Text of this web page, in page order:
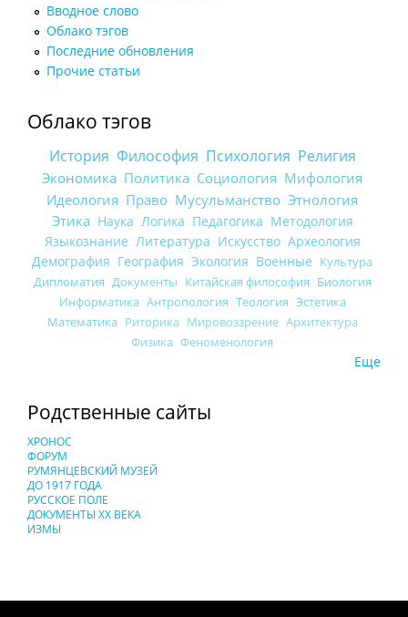
Вводное слово
Облако тэгов
Последние обновления
Прочие статьи
Облако тэгов
История Философия Психология Религия
Экономика Политика Социология Мифология
Идеология Право Мусульманство Этнология
Этика Наука Логика Педагогика Методология
Языкознание Литература Искусство Археология
Демография География Экология Военные Культура
Дипломатия Документы Китайская философия Биология
Информатика Антропология Теология Эстетика
Математика Риторика Мировоззрение Архитектура
Физика Феноменология
Еще
Родственные сайты
ХРОНОС
ФОРУМ
РУМЯНЦЕВСКИЙ МУЗЕЙ
ДО 1917 ГОДА
РУССКОЕ ПОЛЕ
ДОКУМЕНТЫ XX ВЕКА
ИЗМЫ